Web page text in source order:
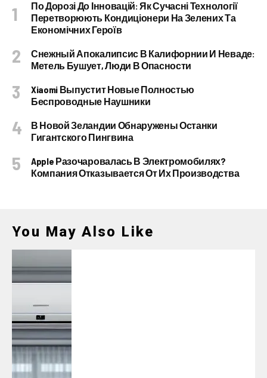
По Дорозі До Інновацій: Як Сучасні Технології
Перетворюють Кондиціонери На Зелених Та
Економічних Героїв
Снежный Апокалипсис В Калифорнии И Неваде:
Метель Бушует, Люди В Опасности
Xiaomi Выпустит Новые Полностью
Беспроводные Наушники
В Новой Зеландии Обнаружены Останки
Гигантского Пингвина
Apple Разочаровалась В Электромобилях?
Компания Отказывается От Их Производства
You May Also Like